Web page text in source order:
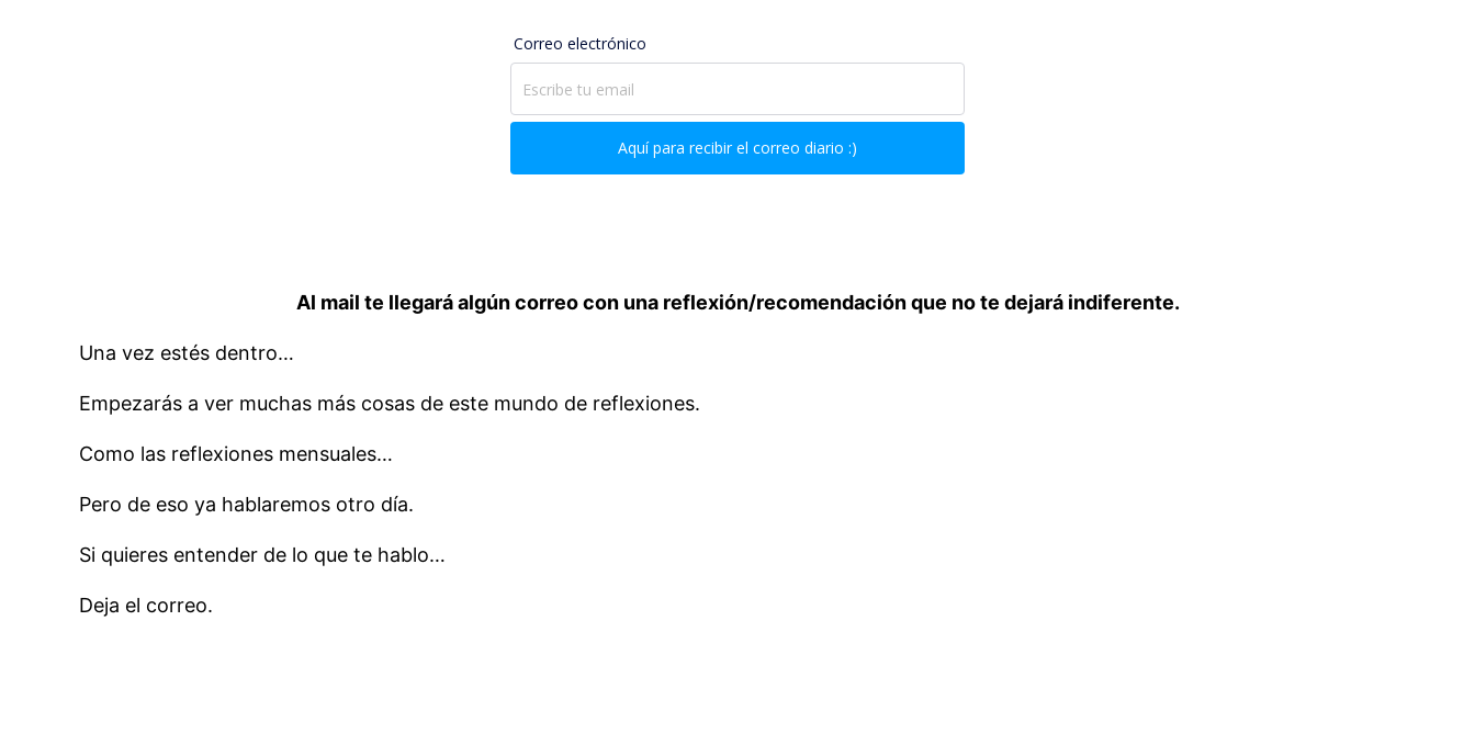
Al mail te llegará algún correo con una reflexión/recomendación que no te dejará indiferente.
Una vez estés dentro…
Empezarás a ver muchas más cosas de este mundo de reflexiones.
Como las reflexiones mensuales…
Pero de eso ya hablaremos otro día.
Si quieres entender de lo que te hablo…
Deja el correo.